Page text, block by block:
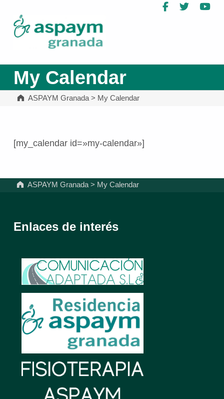
Facebook
Twitter
My Calendar
ASPAYM Granada> My Calendar
[my_calendar id=»my-calendar»]
ASPAYM Granada > My Calendar
Enlaces de interés